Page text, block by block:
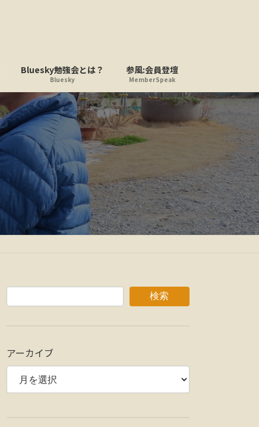
Bluesky勉強会とは？
Bluesky
参風:会員登壇
MemberSpeak
検索
アーカイブ